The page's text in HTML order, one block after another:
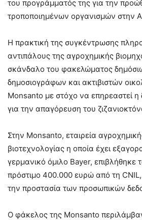
του προγράμματός της για την
τροποποιημένων οργανισμών στην
Η πρακτική της συγκέντρωσης
αντιπάλους της αγροχημικής
σκάνδαλο του φακελώματος
δημοσιογράφων και ακτιβιστών
Monsanto με στόχο να επηρεαστεί η
για την απαγόρευση του
Στην Monsanto, εταιρεία
βιοτεχνολογίας η οποία έχει
γερμανικό όμιλο Bayer, επιβλήθηκε
πρόστιμο 400.000 ευρώ από τη
την προστασία των προσωπικών
Ο φάκελος της Monsanto